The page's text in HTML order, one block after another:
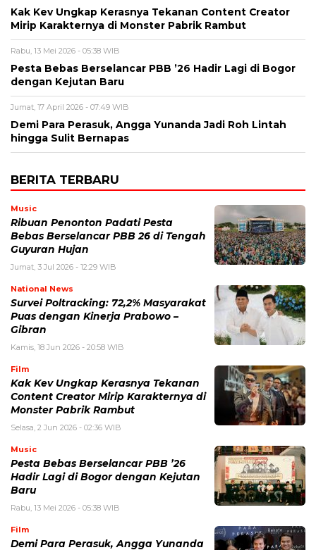
Kak Kev Ungkap Kerasnya Tekanan Content Creator
Mirip Karakternya di Monster Pabrik Rambut
Rabu, 13 Mei 2026 - 05:38 WIB
Pesta Bebas Berselancar PBB ’26 Hadir Lagi di Bogor
dengan Kejutan Baru
Jumat, 17 April 2026 - 07:49 WIB
Demi Para Perasuk, Angga Yunanda Jadi Roh Lintah
hingga Sulit Bernapas
BERITA TERBARU
Music
Ribuan Penonton Padati Pesta
Bebas Berselancar PBB 26 di Tengah
Guyuran Hujan
Jumat, 3 Jul 2026 - 12:29 WIB
National News
Survei Poltracking: 72,2% Masyarakat
Puas dengan Kinerja Prabowo –
Gibran
Kamis, 18 Jun 2026 - 20:58 WIB
Film
Kak Kev Ungkap Kerasnya Tekanan
Content Creator Mirip Karakternya di
Monster Pabrik Rambut
Selasa, 2 Jun 2026 - 02:36 WIB
Music
Pesta Bebas Berselancar PBB ’26
Hadir Lagi di Bogor dengan Kejutan
Baru
Rabu, 13 Mei 2026 - 05:38 WIB
Film
Demi Para Perasuk, Angga Yunanda